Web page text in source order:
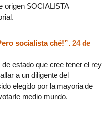
origen SOCIALISTA
socialista ché!”, 24 de
estado que cree tener el rey
a un diligente del
elegido por la mayoria de
medio mundo.